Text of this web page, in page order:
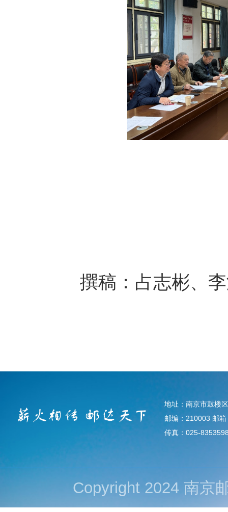
撰稿： 占志彬、
地址：南京市鼓楼
邮编：210003 邮
传真：025-
Copyright 2024 南京